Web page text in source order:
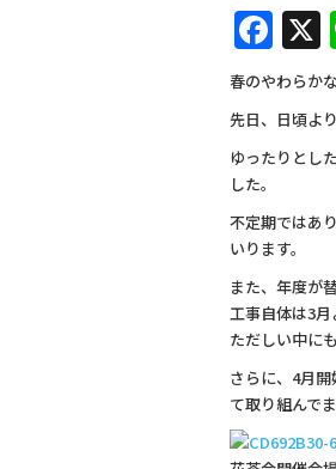
F
a
c
e
b
o
o
k
春のやわらか
先日、日頃よ
ゆったりとし
した。
不定期ではあ
いります。
また、年度が
工事自体は3
ただしい中に
さらに、4月
て取り組んで